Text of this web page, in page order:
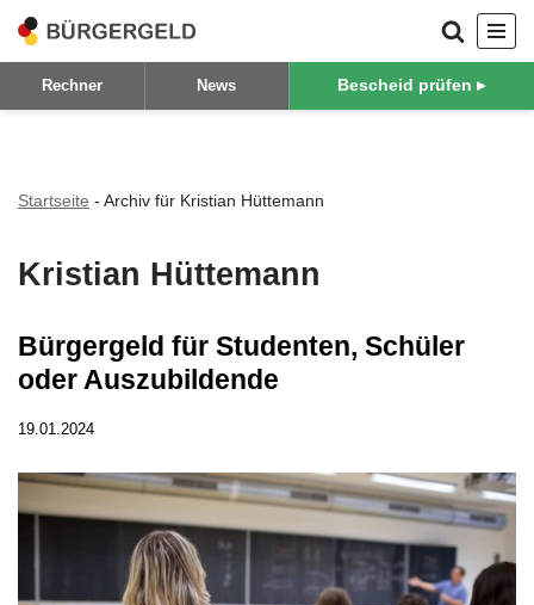
Zum
Inhalt
Rechner News Bescheid prüfen ▸
Startseite - Archiv für Kristian Hüttemann
Kristian Hüttemann
Bürgergeld für Studenten, Schüler
oder Auszubildende
19.01.2024